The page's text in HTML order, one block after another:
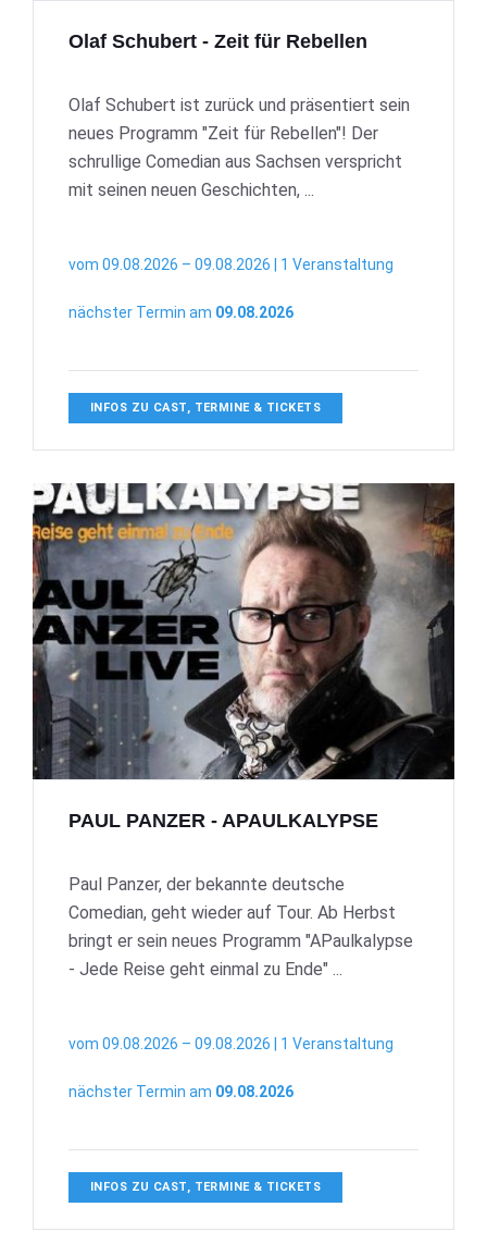
Olaf Schubert - Zeit für Rebellen
Olaf Schubert ist zurück und präsentiert sein
neues Programm "Zeit für Rebellen"! Der
schrullige Comedian aus Sachsen verspricht
mit seinen neuen Geschichten, ...
vom 09.08.2026 – 09.08.2026 | 1 Veranstaltung
nächster Termin am 09.08.2026
INFOS ZU CAST, TERMINE & TICKETS
PAUL PANZER - APAULKALYPSE
Paul Panzer, der bekannte deutsche
Comedian, geht wieder auf Tour. Ab Herbst
bringt er sein neues Programm "APaulkalypse
- Jede Reise geht einmal zu Ende" ...
vom 09.08.2026 – 09.08.2026 | 1 Veranstaltung
nächster Termin am 09.08.2026
INFOS ZU CAST, TERMINE & TICKETS